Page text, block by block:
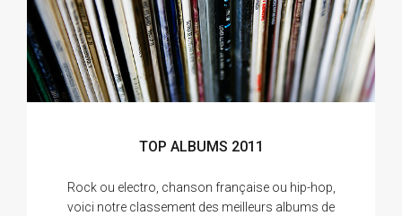
TOP ALBUMS 2011
Rock ou electro, chanson française ou hip-hop,
voici notre classement des meilleurs albums de